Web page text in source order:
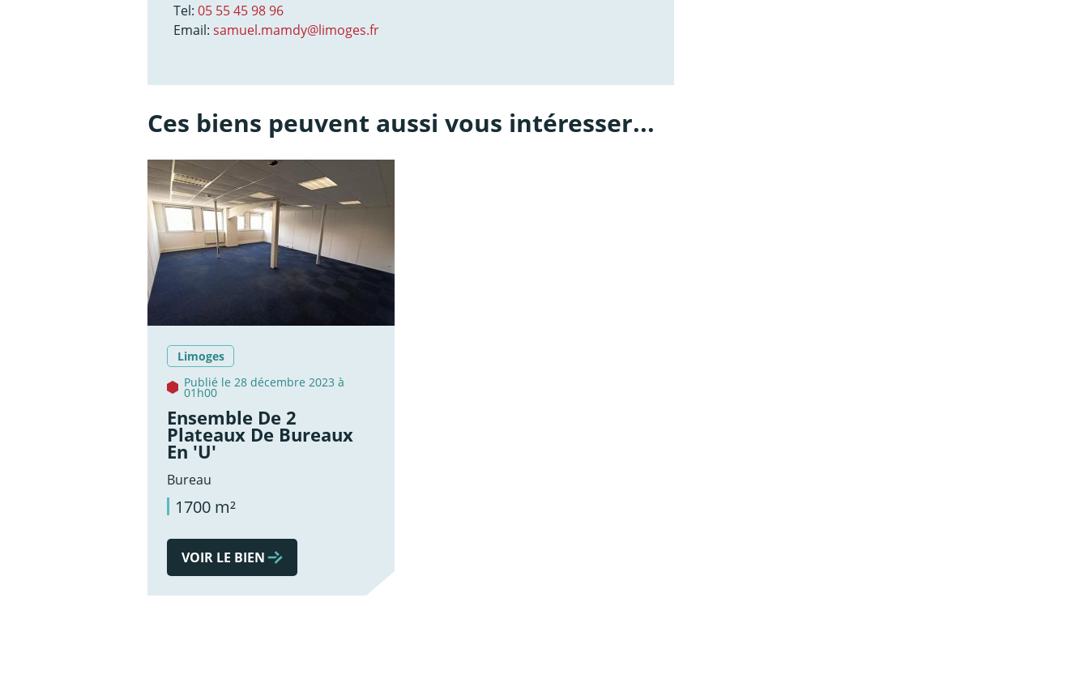
Tel: 05 55 45 98 96
Email: samuel.mamdy@limoges.fr
Ces biens peuvent aussi vous intéresser...
Limoges
Publié le 28 décembre 2023 à
01h00
Ensemble De 2
Plateaux De Bureaux
En 'U'
Bureau
1700 m²
VOIR LE BIEN